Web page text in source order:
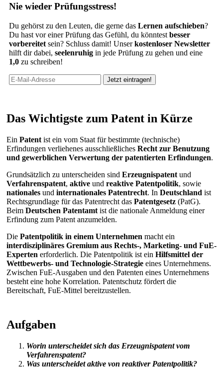
Nie wieder Prüfungsstress!
Du gehörst zu den Leuten, die gerne das Lernen aufschieben?
Du hast vor einer Prüfung das Gefühl, du könntest besser
vorbereitet sein? Schluss damit! Unserkostenloser Newsletter
hilft dir dabei, seelenruhig in jede Prüfung zu gehen und eine
1,0 zu schreiben!
Das Wichtigste zum Patent in Kürze
Ein Patent ist ein vom Staat für bestimmte (technische)
Erfindungen verliehenes ausschließliches Recht zur Benutzung
und gewerblichen Verwertung der patentierten Erfindungen.
Grundsätzlich zu unterscheiden sind Erzeugnispatent und
Verfahrenspatent, aktive und reaktive Patentpolitik, sowie
nationales und internationales Patentrecht. In Deutschland ist
Rechtsgrundlage für das Patentrecht das Patentgesetz (PatG).
Beim Deutschen Patentamt ist die nationale Anmeldung einer
Erfindung zum Patent anzumelden.
Die Patentpolitik in einem Unternehmen macht ein
interdisziplinäres Gremium aus Rechts-, Marketing- und FuE-
Experten erforderlich. Die Patentpolitik ist ein Hilfsmittel der
Wettbewerbs- und Technologie-Strategie eines Unternehmens.
Zwischen FuE-Ausgaben und den Patenten eines Unternehmens
besteht eine hohe Korrelation. Patentschutz fördert die
Bereitschaft, FuE-Mittel bereitzustellen.
Aufgaben
Worin unterscheidet sich das Erzeugnispatent vom
Verfahrenspatent?
Was unterscheidet aktive von reaktiver Patentpolitik?